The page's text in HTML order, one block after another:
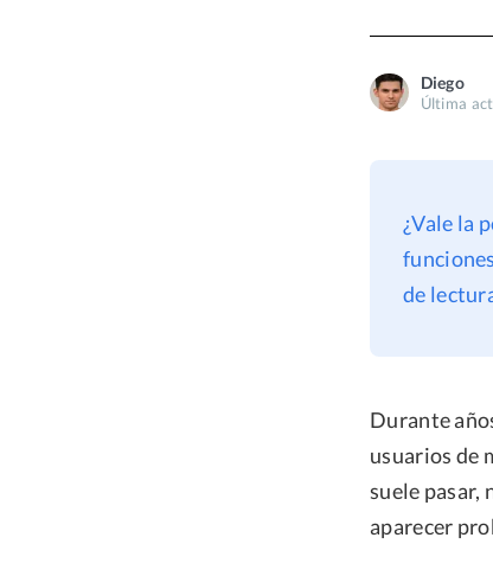
Diego
Última
¿Vale la
de
Durante
usuarios de
suele pasar,
aparecer